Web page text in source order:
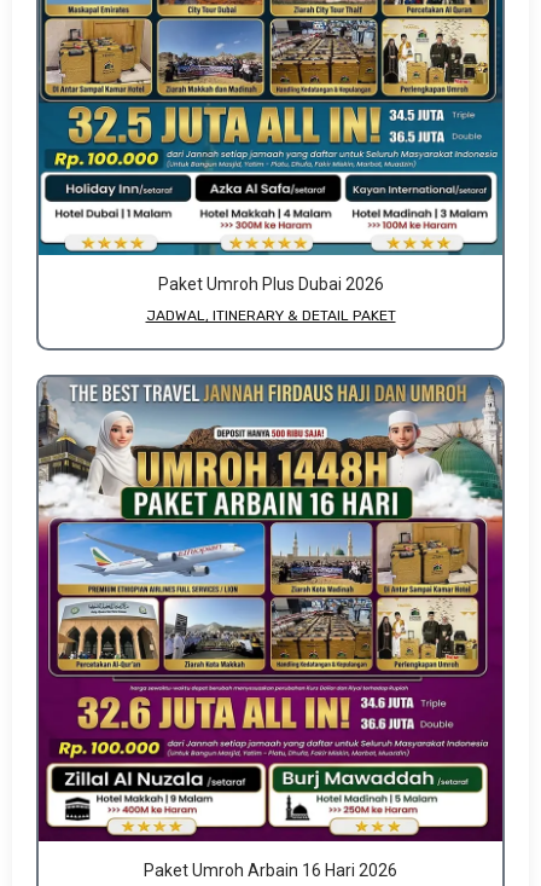
Paket Umroh Plus Dubai 2026
JADWAL, ITINERARY & DETAIL PAKET
Paket Umroh Arbain 16 Hari 2026